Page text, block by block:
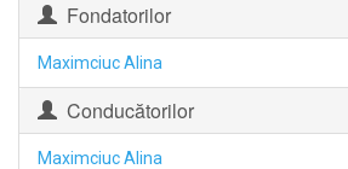
Fondatorilor
Maximciuc Alina
Conducătorilor
Maximciuc Alina